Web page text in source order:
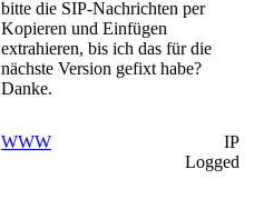
bitte die SIP-Nachrichten per
Kopieren und Einfügen
extrahieren, bis ich das für die
nächste Version gefixt habe?
Danke.
WWW
IP
Logged